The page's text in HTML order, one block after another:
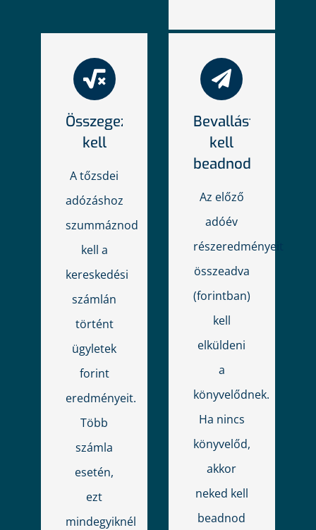
Összegezned
kell
A tőzsdei
adózáshoz
szummáznod
kell a
kereskedési
számlán
történt
ügyletek
forint
eredményeit.
Több
számla
esetén,
ezt
mindegyiknél
Bevallást
kell
beadnod
Az előző
adóév
részeredményeit
összeadva
(forintban)
kell
elküldeni
a
könyvelődnek.
Ha nincs
könyvelőd,
akkor
neked kell
beadnod